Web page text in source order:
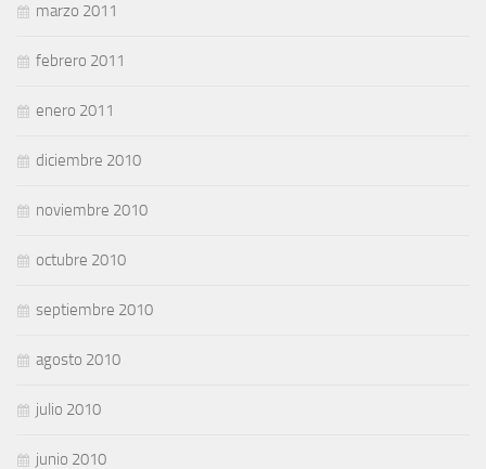
marzo 2011
febrero 2011
enero 2011
diciembre 2010
noviembre 2010
octubre 2010
septiembre 2010
agosto 2010
julio 2010
junio 2010